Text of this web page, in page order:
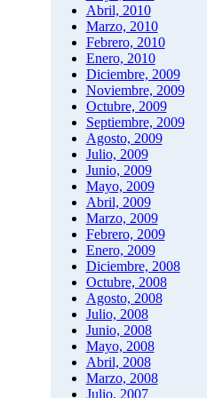
Abril, 2010
Marzo, 2010
Febrero, 2010
Enero, 2010
Diciembre, 2009
Noviembre, 2009
Octubre, 2009
Septiembre, 2009
Agosto, 2009
Julio, 2009
Junio, 2009
Mayo, 2009
Abril, 2009
Marzo, 2009
Febrero, 2009
Enero, 2009
Diciembre, 2008
Octubre, 2008
Agosto, 2008
Julio, 2008
Junio, 2008
Mayo, 2008
Abril, 2008
Marzo, 2008
Julio, 2007